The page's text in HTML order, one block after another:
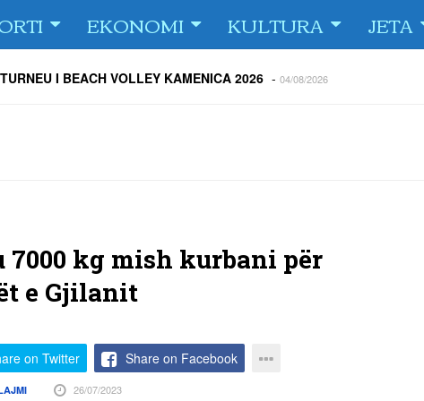
EKONOMI KULTURA JETA
i FC Drita në Europa Conference League -
7000 kg mish kurbani për
e Gjilanit
on Twitter Share on Facebook
26/07/2023